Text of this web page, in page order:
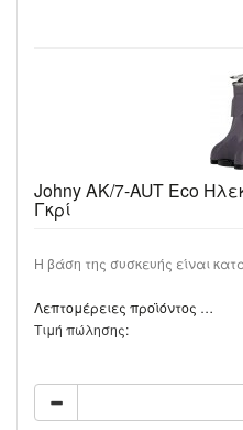
Johny AK/7-AUT Eco
Γκρί
Η βάση της συσκευής είναι
Λεπτομέρειες προϊόντος …
Τιμή πώλησης: